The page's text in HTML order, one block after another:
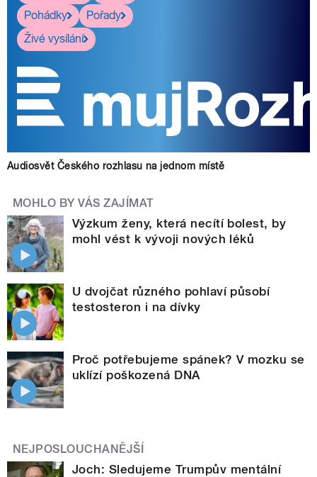
Pohádky
Pořady
Živé vysílání
Audiosvět Českého rozhlasu na jednom místě
MOHLO BY VÁS ZAJÍMAT
Výzkum ženy, která necítí bolest, by
mohl vést k vývoji nových léků
U dvojčat různého pohlaví působí
testosteron i na dívky
Proč potřebujeme spánek? V mozku se
uklízí poškozená DNA
NEJPOSLOUCHANĚJŠÍ
Joch: Sledujeme Trumpův mentální